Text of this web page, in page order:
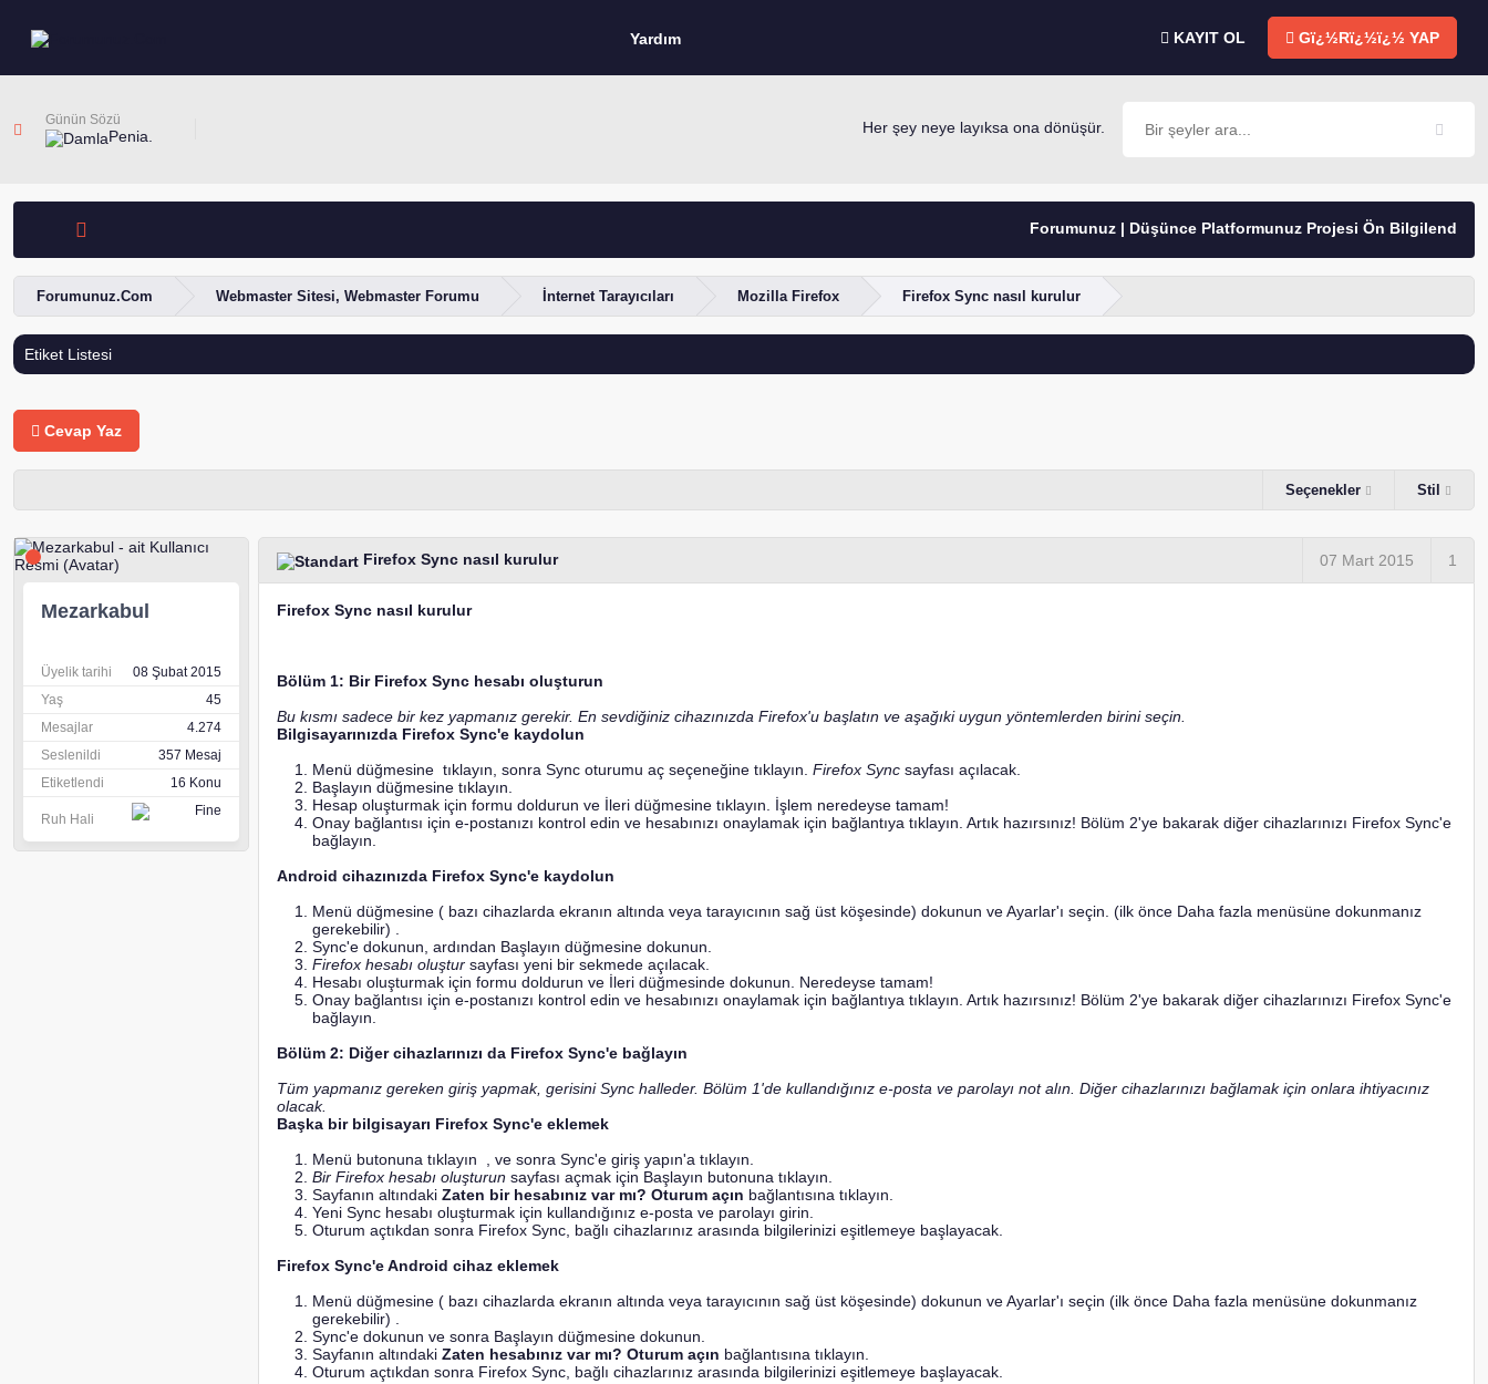
Yardım KAYIT OL Gï¿½Rï¿½ï¿½ YAP
Günün Sözü
Penia. Her şey neye layıksa ona dönüşür. -Mevlana
Forumunuz | Düşünce Platformunuz Projesi Ön Bilgilendirme
Forumunuz.Com Webmaster Sitesi, Webmaster Forumu İnternet Tarayıcıları Mozilla Firefox Firefox Sync nasıl kurulur
Etiket Listesi
Cevap Yaz
Seçenekler Stil
Mezarkabul
Üyelik tarihi
08 Şubat 2015
Yaş
45
Mesajlar
4.274
Seslenildi
357 Mesaj
Etiketlendi
16 Konu
Ruh Hali
Firefox Sync nasıl kurulur 07 Mart 2015 1
Firefox Sync nasıl kurulur
Bölüm 1: Bir Firefox Sync hesabı oluşturun
Bu kısmı sadece bir kez yapmanız gerekir. En sevdiğiniz cihazınızda Firefox'u başlatın ve aşağıki uygun yöntemlerden birini seçin.
Bilgisayarınızda Firefox Sync'e kaydolun
Menü düğmesine tıklayın, sonra Sync oturumu aç seçeneğine tıklayın.Firefox Sync sayfası açılacak.
Başlayın düğmesine tıklayın.
Hesap oluşturmak için formu doldurun ve İleri düğmesine tıklayın. İşlem neredeyse tamam!
Onay bağlantısı için e-postanızı kontrol edin ve hesabınızı onaylamak için bağlantıya tıklayın. Artık hazırsınız! Bölüm 2'ye bakarak diğer cihazlarınızı Firefox Sync'e
bağlayın.
Android cihazınızda Firefox Sync'e kaydolun
Menü düğmesine ( bazı cihazlarda ekranın altında veya tarayıcının sağ üst köşesinde) dokunun ve Ayarlar'ı seçin. (ilk önce Daha fazla menüsüne dokunmanız
gerekebilir) .
Sync'e dokunun, ardından Başlayın düğmesine dokunun.
Firefox hesabı oluştur sayfası yeni bir sekmede açılacak.
Hesabı oluşturmak için formu doldurun ve İleri düğmesinde dokunun. Neredeyse tamam!
Onay bağlantısı için e-postanızı kontrol edin ve hesabınızı onaylamak için bağlantıya tıklayın. Artık hazırsınız! Bölüm 2'ye bakarak diğer cihazlarınızı Firefox Sync'e
bağlayın.
Bölüm 2: Diğer cihazlarınızı da Firefox Sync'e bağlayın
Tüm yapmanız gereken giriş yapmak, gerisini Sync halleder. Bölüm 1'de kullandığınız e-posta ve parolayı not alın. Diğer cihazlarınızı bağlamak için onlara ihtiyacınız
olacak.
Başka bir bilgisayarı Firefox Sync'e eklemek
Menü butonuna tıklayın
, ve sonra Sync'e giriş yapın'a tıklayın.
Bir Firefox hesabı oluşturun sayfası açmak için Başlayın butonuna tıklayın.
Sayfanın altındakiZaten bir hesabınız var mı? Oturum açın bağlantısına tıklayın.
Yeni Sync hesabı oluşturmak için kullandığınız e-posta ve parolayı girin.
Oturum açtıkdan sonra Firefox Sync, bağlı cihazlarınız arasında bilgilerinizi eşitlemeye başlayacak.
Firefox Sync'e Android cihaz eklemek
Menü düğmesine ( bazı cihazlarda ekranın altında veya tarayıcının sağ üst köşesinde) dokunun ve Ayarlar'ı seçin (ilk önce Daha fazla menüsüne dokunmanız
gerekebilir) .
Sync'e dokunun ve sonra Başlayın düğmesine dokunun.
Sayfanın altındakiZaten hesabınız var mı? Oturum açın bağlantısına tıklayın.
Oturum açtıkdan sonra Firefox Sync, bağlı cihazlarınız arasında bilgilerinizi eşitlemeye başlayacak.